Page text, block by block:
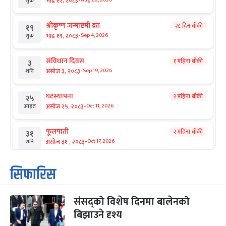
१९
शुक्र
श्रीकृष्ण जन्माष्टमी व्रत
भाद्र १९, २०८३-Sep 4, 2026
२८ दिन बाँकी
३
शनि
संविधान दिवस
असोज ३, २०८३-Sep 19, 2026
१ महिना बाँकी
२५
आइत
घटस्थापना
असोज २५, २०८३-Oct 11, 2026
२ महिना बाँकी
३१
शनि
फूलपाती
असोज ३१ , २०८३-Oct 17, 2026
२ महिना बाँकी
१
आइत
कार्तिक सङ्क्रान्ति
कार्तिक १, २०८३
३
मंगल
महानवमी
कार्तिक ३, २०८३-Oct 20, 2026
२ महिना बाँकी
सिफारिस
संसद्को विशेष दिनमा बालेनको
बिझाउने दृश्य